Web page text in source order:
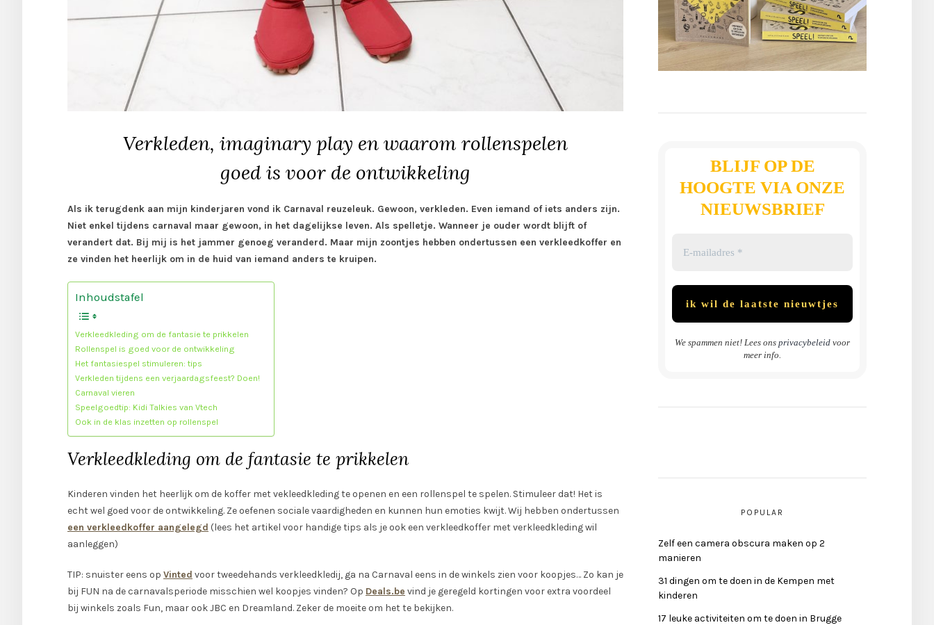
Verkleden, imaginary play en waarom rollenspelen
goed is voor de ontwikkeling
Als ik terugdenk aan mijn kinderjaren vond ik Carnaval reuzeleuk. Gewoon, verkleden. Even iemand of iets anders zijn.
Niet enkel tijdens carnaval maar gewoon, in het dagelijkse leven. Als spelletje. Wanneer je ouder wordt blijft of
verandert dat. Bij mij is het jammer genoeg veranderd. Maar mijn zoontjes hebben ondertussen een verkleedkoffer en
ze vinden het heerlijk om in de huid van iemand anders te kruipen.
Inhoudstafel
Verkleedkleding om de fantasie te prikkelen
Rollenspel is goed voor de ontwikkeling
Het fantasiespel stimuleren: tips
Verkleden tijdens een verjaardagsfeest? Doen!
Carnaval vieren
Speelgoedtip: Kidi Talkies van Vtech
Ook in de klas inzetten op rollenspel
Verkleedkleding om de fantasie te prikkelen
Kinderen vinden het heerlijk om de koffer met vekleedkleding te openen en een rollenspel te spelen. Stimuleer dat! Het is
echt wel goed voor de ontwikkeling. Ze oefenen sociale vaardigheden en kunnen hun emoties kwijt. Wij hebben ondertussen
een verkleedkoffer aangelegd (lees het artikel voor handige tips als je ook een verkleedkoffer met verkleedkleding wil
aanleggen)
TIP: snuister eens op Vinted voor tweedehands verkleedkledij, ga na Carnaval eens in de winkels zien voor koopjes… Zo kan je
bij FUN na de carnavalsperiode misschien wel koopjes vinden? Op Deals.be vind je geregeld kortingen voor extra voordeel
bij winkels zoals Fun, maar ook JBC en Dreamland. Zeker de moeite om het te bekijken.
BLIJF OP DE
HOOGTE VIA ONZE
NIEUWSBRIEF
We spammen niet! Lees ons privacybeleid voor
meer info.
POPULAR
Zelf een camera obscura maken op 2
manieren
31 dingen om te doen in de Kempen met
kinderen
17 leuke activiteiten om te doen in Brugge